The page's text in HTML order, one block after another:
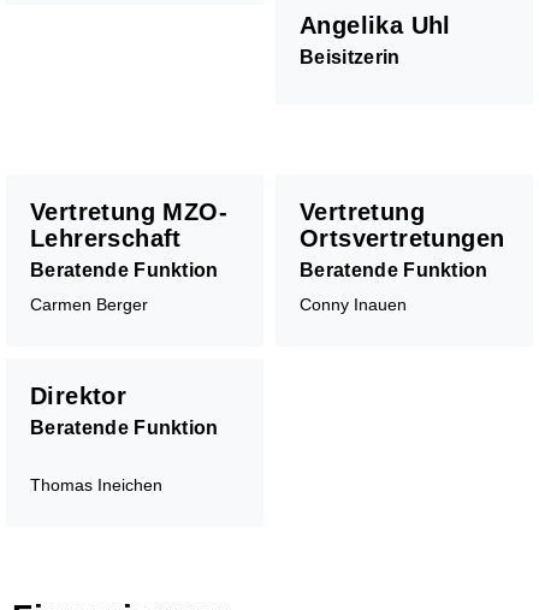
Angelika Uhl
Beisitzerin
Vertretung MZO-
Lehrerschaft
Beratende Funktion
Carmen Berger
Vertretung
Ortsvertretungen
Beratende Funktion
Conny Inauen
Direktor
Beratende Funktion
Thomas Ineichen